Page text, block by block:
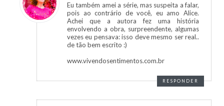
Eu também amei a série, mas suspeita a falar,
pois ao contrário de você, eu amo Alice.
Achei que a autora fez uma história
envolvendo a obra, surpreendente, algumas
vezes eu pensava: isso deve mesmo ser real..
de tão bem escrito :)
www.vivendosentimentos.com.br
RESPONDER